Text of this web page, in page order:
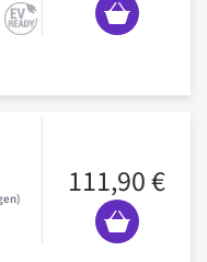
111,90 €